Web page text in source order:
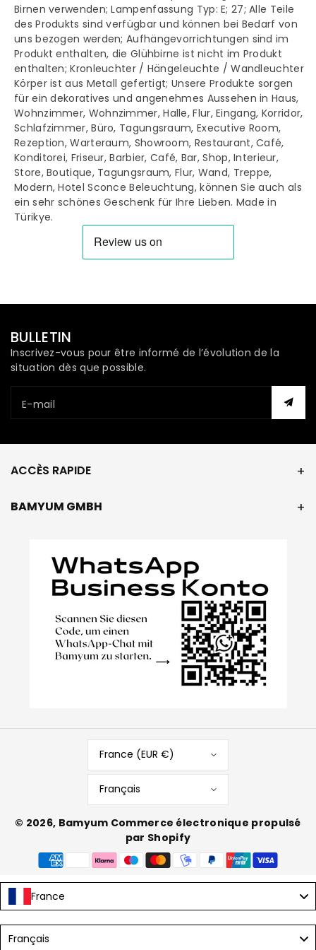
Birnen verwenden; Lampenfassung Typ: E; 27; Alle Teile
des Produkts sind verfügbar und können bei Bedarf von
uns bezogen werden; Aufhängevorrichtungen sind im
Produkt enthalten, die Glühbirne ist nicht im Produkt
enthalten; Kronleuchter / Hängeleuchte / Wandleuchter
Körper ist aus Metall gefertigt; Unsere Produkte sorgen
für ein dekoratives und angenehmes Aussehen in Haus,
Wohnzimmer, Wohnzimmer, Halle, Flur, Eingang, Korridor,
Schlafzimmer, Büro, Tagungsraum, Executive Room,
Rezeption, Warteraum, Showroom, Restaurant, Café,
Konditorei, Friseur, Barbier, Café, Bar, Shop, Interieur,
Store, Boutique, Tagungsraum, Flur, Wand, Treppe,
Modern, Hotel Sconce Beleuchtung, können Sie auch als
ein sehr schönes Geschenk für Ihre Lieben. Made in
Türikye.
BULLETIN
Inscrivez-vous pour être informé de l’évolution de la
situation dès que possible.
E-mail
ACCÈS RAPIDE
BAMYUM GMBH
France (EUR €)
Français
© 2026, Bamyum Commerce électronique propulsé
par Shopify
Moyens
France
Français